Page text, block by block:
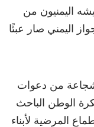
اليمنيون من
اليمني صار عبئًا
شجاعة من دعوات
الوطن الباحث
المرضية لأبناء